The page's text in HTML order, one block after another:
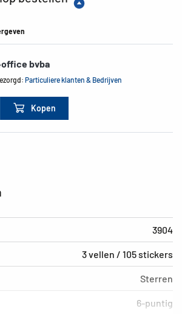
bvba
Particuliere klanten & Bedrijven
Kopen
3904
3 vellen / 105 stickers
Sterren
6-puntig